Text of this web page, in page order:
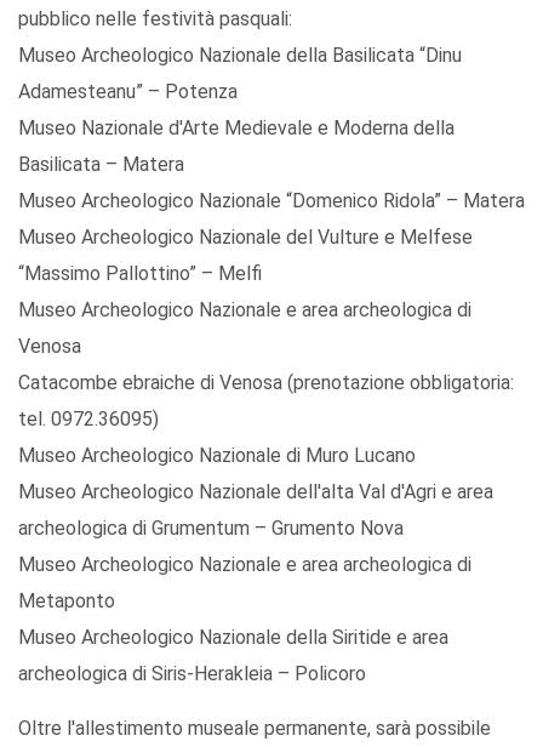
pubblico nelle festività pasquali:
Museo Archeologico Nazionale della Basilicata “Dinu
Adamesteanu” – Potenza
Museo Nazionale d'Arte Medievale e Moderna della
Basilicata – Matera
Museo Archeologico Nazionale “Domenico Ridola” – Matera
Museo Archeologico Nazionale del Vulture e Melfese
“Massimo Pallottino” – Melfi
Museo Archeologico Nazionale e area archeologica di
Venosa
Catacombe ebraiche di Venosa (prenotazione obbligatoria:
tel. 0972.36095)
Museo Archeologico Nazionale di Muro Lucano
Museo Archeologico Nazionale dell'alta Val d'Agri e area
archeologica di Grumentum – Grumento Nova
Museo Archeologico Nazionale e area archeologica di
Metaponto
Museo Archeologico Nazionale della Siritide e area
archeologica di Siris-Herakleia – Policoro
Oltre l'allestimento museale permanente, sarà possibile